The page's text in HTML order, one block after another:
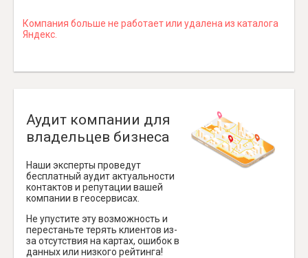
Компания больше не работает или удалена из каталога
Яндекс.
Аудит компании для
владельцев бизнеса
Наши эксперты проведут
бесплатный аудит актуальности
контактов и репутации вашей
компании в геосервисах.
Не упустите эту возможность и
перестаньте терять клиентов из-
за отсутствия на картах, ошибок в
данных или низкого рейтинга!